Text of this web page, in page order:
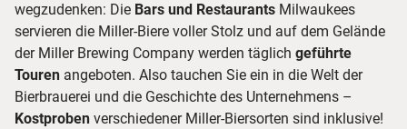
wegzudenken: Die Bars und Restaurants Milwaukees
servieren die Miller-Biere voller Stolz und auf dem Gelände
der Miller Brewing Company werden täglich geführte
Touren angeboten. Also tauchen Sie ein in die Welt der
Bierbrauerei und die Geschichte des Unternehmens –
Kostproben verschiedener Miller-Biersorten sind inklusive!